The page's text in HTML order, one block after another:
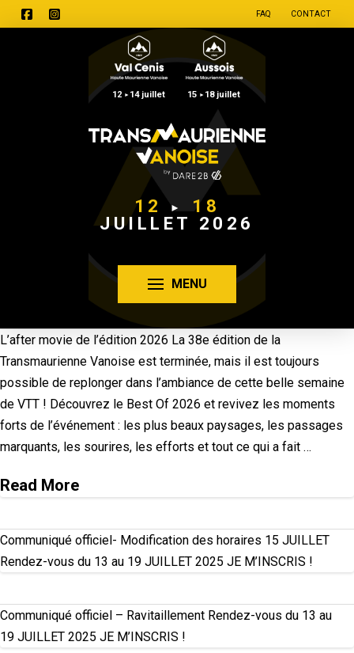
FAQ CONTACT
12 ► 14 juillet 15 ► 18 juillet
12 ►
18
JUILLET 2026
MENU
L’after movie de l’édition 2026 La 38e édition de la
Transmaurienne Vanoise est terminée, mais il est toujours
possible de replonger dans l’ambiance de cette belle semaine
de VTT ! Découvrez le Best Of 2026 et revivez les moments
forts de l’événement : les plus beaux paysages, les passages
marquants, les sourires, les efforts et tout ce qui a fait …
Read More
Communiqué officiel- Modification des horaires 15 JUILLET
Rendez-vous du 13 au 19 JUILLET 2025 JE M’INSCRIS !
Communiqué officiel – Ravitaillement Rendez-vous du 13 au
19 JUILLET 2025 JE M’INSCRIS !